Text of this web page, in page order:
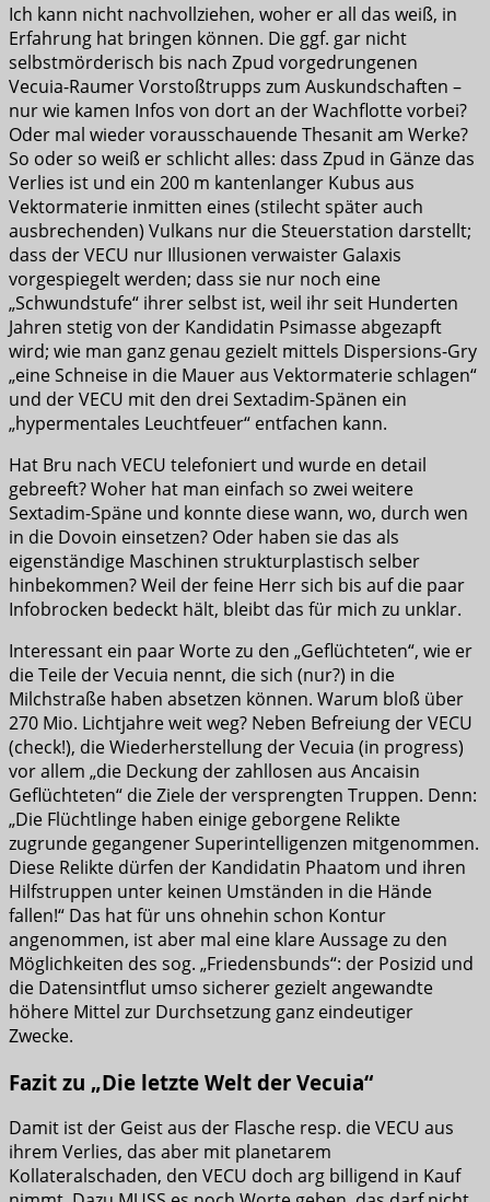
Ich kann nicht nachvollziehen, woher er all das weiß, in
Erfahrung hat bringen können. Die ggf. gar nicht
selbstmörderisch bis nach Zpud vorgedrungenen
Vecuia-Raumer Vorstoßtrupps zum Auskundschaften –
nur wie kamen Infos von dort an der Wachflotte vorbei?
Oder mal wieder vorausschauende Thesanit am Werke?
So oder so weiß er schlicht alles: dass Zpud in Gänze das
Verlies ist und ein 200 m kantenlanger Kubus aus
Vektormaterie inmitten eines (stilecht später auch
ausbrechenden) Vulkans nur die Steuerstation darstellt;
dass der VECU nur Illusionen verwaister Galaxis
vorgespiegelt werden; dass sie nur noch eine
„Schwundstufe“ ihrer selbst ist, weil ihr seit Hunderten
Jahren stetig von der Kandidatin Psimasse abgezapft
wird; wie man ganz genau gezielt mittels Dispersions-Gry
„eine Schneise in die Mauer aus Vektormaterie schlagen“
und der VECU mit den drei Sextadim-Spänen ein
„hypermentales Leuchtfeuer“ entfachen kann.
Hat Bru nach VECU telefoniert und wurde en detail
gebreeft? Woher hat man einfach so zwei weitere
Sextadim-Späne und konnte diese wann, wo, durch wen
in die Dovoin einsetzen? Oder haben sie das als
eigenständige Maschinen strukturplastisch selber
hinbekommen? Weil der feine Herr sich bis auf die paar
Infobrocken bedeckt hält, bleibt das für mich zu unklar.
Interessant ein paar Worte zu den „Geflüchteten“, wie er
die Teile der Vecuia nennt, die sich (nur?) in die
Milchstraße haben absetzen können. Warum bloß über
270 Mio. Lichtjahre weit weg? Neben Befreiung der VECU
(check!), die Wiederherstellung der Vecuia (in progress)
vor allem „die Deckung der zahllosen aus Ancaisin
Geflüchteten“ die Ziele der versprengten Truppen. Denn:
„Die Flüchtlinge haben einige geborgene Relikte
zugrunde gegangener Superintelligenzen mitgenommen.
Diese Relikte dürfen der Kandidatin Phaatom und ihren
Hilfstruppen unter keinen Umständen in die Hände
fallen!“ Das hat für uns ohnehin schon Kontur
angenommen, ist aber mal eine klare Aussage zu den
Möglichkeiten des sog. „Friedensbunds“: der Posizid und
die Datensintflut umso sicherer gezielt angewandte
höhere Mittel zur Durchsetzung ganz eindeutiger
Zwecke.
Fazit zu „Die letzte Welt der Vecuia“
Damit ist der Geist aus der Flasche resp. die VECU aus
ihrem Verlies, das aber mit planetarem
Kollateralschaden, den VECU doch arg billigend in Kauf